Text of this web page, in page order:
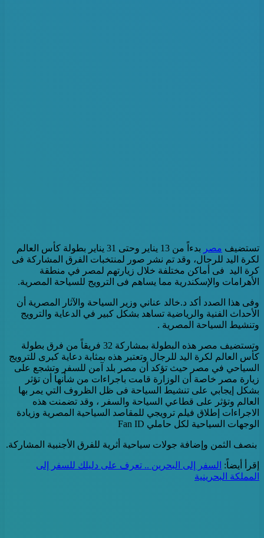
تستضيف مصر
بدءاً من 13 يناير وحتى 31 يناير بطولة كأس العالم
لكرة اليد للرجال، وقد تم نشر صور لمنتخبات الفرق المشاركة فى
كرة اليد فى أماكن مختلفة خلال زيارتهم لمصر في منطقة
الأهرامات والإسكندرية مما يساهم فى الترويج للسياحة المصرية.
وفى هذا الصدد أكد د.خالد عناني وزير السياحة والآثار المصرية أن
الأحداث الفنية والرياضية تساهد بشكل كبير في الدعاية والترويج
وتنشيط السياحة المصرية .
وتستضيف مصر هذه البطولة بمشاركة 32 فريقاً من فرق بطولة
كأس العالم لكرة اليد للرجال وتعتبر هذه بمثابة دعاية كبرى للترويج
السياحي في مصر حيث تؤكد أن مصر بلد آمن للسفر وتشجع على
زيارة مصر خاصة أن الوزارة قامت باجراءات من شأنها أن تؤثر
بشكل إيجابي على تنشيط السياحة فى ظل الظروف التي يمر بها
العالم وتؤثر على قطاعي السياحة والسفر ، وقد تضمنت هذه
الاجراءات إطلاق فيلم ترويجي للمقاصد السياحية المصرية وزيادة
الوجهات السياحية لكل حاملي Fan ID
بنصف الثمن وإضافة جولات سياحية أثرية للفرق الأجنبية المشاركة.
إقرأ أيضاً: السفر إلى البحرين .. تعرف على دليلك للسفر إلى
المملكة البحرينية